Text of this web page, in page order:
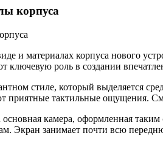
корпуса
и материалах корпуса нового
ключевую роль в создании
стиле, который выделяется
приятные тактильные ощущения.
камера, оформленная
Экран занимает почти всю